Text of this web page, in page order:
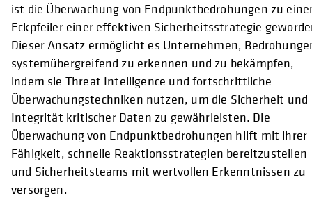
ist die Überwachung von Endpunktbedrohungen zu
Eckpfeiler einer effektiven Sicherheitsstrategie
Dieser Ansatz ermöglicht es Unternehmen,
systemübergreifend zu erkennen und zu bekämpfen,
indem sie Threat Intelligence und fortschrittliche
Überwachungstechniken nutzen, um die Sicherheit und
Integrität kritischer Daten zu gewährleisten. Die
Überwachung von Endpunktbedrohungen hilft mit ihrer
Fähigkeit, schnelle Reaktionsstrategien bereitzustellen
und Sicherheitsteams mit wertvollen Erkenntnissen zu
versorgen.